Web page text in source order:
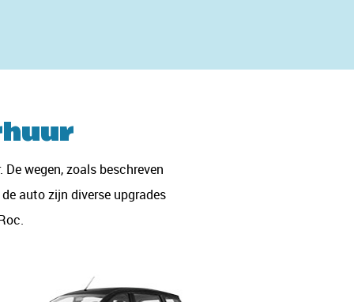
wegen, zoals beschreven
auto zijn diverse upgrades